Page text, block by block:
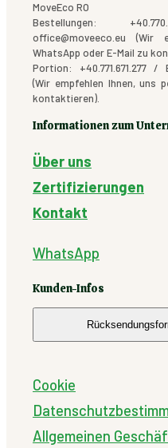
MoveEco RO
Bestellungen:
office@moveeco.eu
WhatsApp oder E-Mail zu
Portion: +40.771.671.277 /
(Wir empfehlen Ihnen, uns
kontaktieren).
Informationen zum
Über uns
Zertifizierungen
Kontakt
WhatsApp
Kunden-Infos
Cookie
Allgemeinen